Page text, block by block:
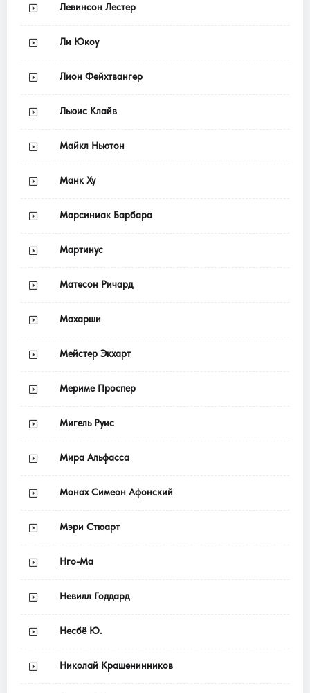
Левинсон Лестер
Ли Юкоу
Лион Фейхтвангер
Льюис Клайв
Майкл Ньютон
Манк Ху
Марсиниак Барбара
Мартинус
Матесон Ричард
Махарши
Мейстер Экхарт
Мериме Проспер
Мигель Руис
Мира Альфасса
Монах Симеон Афонский
Мэри Стюарт
Нго-Ма
Невилл Годдард
Несбё Ю.
Николай Крашенинников